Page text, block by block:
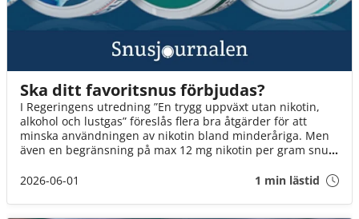
Ska ditt favoritsnus förbjudas?
I Regeringens utredning ”En trygg uppväxt utan nikotin,
alkohol och lustgas” föreslås flera bra åtgärder för att
minska användningen av nikotin bland minderåriga. Men
även en begränsning på max 12 mg nikotin per gram snus
mycket hårt slag mot Sveriges snusare. Om inte
kommer 3 av 4 av oss att drabbas.
2026-06-01 1 min lästid